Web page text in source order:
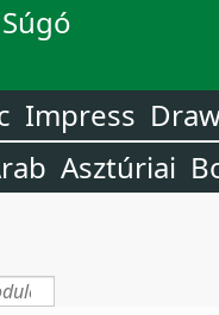
Impress
Asztúriai